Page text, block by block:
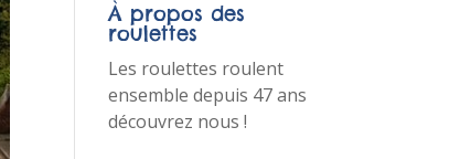
À propos des
roulettes
Les roulettes roulent
ensemble depuis 47 ans
découvrez nous !